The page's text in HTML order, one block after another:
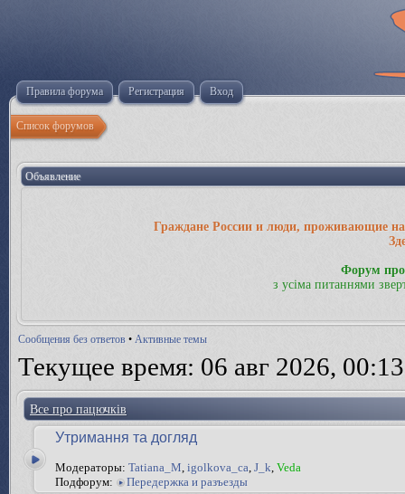
Правила форума Регистрация Вход
Список форумов
Объявление
Граждане России и люди, проживающие на
Форум
з усіма питаннями
Сообщения без ответов • Активные темы
Текущее время: 06 авг 2026, 00:13
Все про пацючків
Утримання та догляд
Модераторы: Tatiana_M, igolkova_ca, J_k, Veda
Подфорум:
Передержка и разъезды